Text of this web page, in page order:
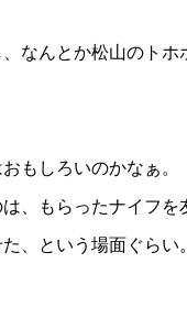
なんとか松山のト
もしろいのかなぁ
は、もらったナイフ
、という場面ぐら